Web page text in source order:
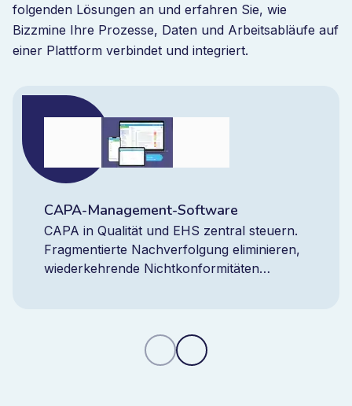
folgenden Lösungen an und erfahren Sie, wie
Bizzmine Ihre Prozesse, Daten und Arbeitsabläufe auf
einer Plattform verbindet und integriert.
CAPA-Management-Software
CAPA in Qualität und EHS zentral steuern.
Fragmentierte Nachverfolgung eliminieren,
wiederkehrende Nichtkonformitäten